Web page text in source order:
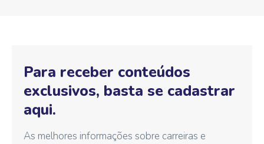
Para receber conteúdos
exclusivos, basta se cadastrar
aqui.
As melhores informações sobre carreiras e